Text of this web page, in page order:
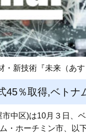
・新技術『未来（あ
45％取得,ベトナ
中区)は10月３日、
・ホーチミン市、